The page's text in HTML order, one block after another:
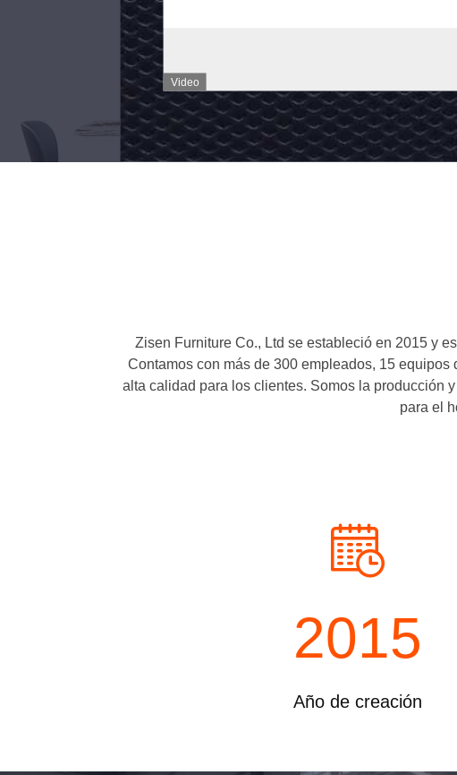
de
juego
Muebles
modernos
Comedor
personas
Contacto
ahora
mármol
de
mesa
para
el
salón
Contacto
ahora
Zisen Furniture Co., Ltd se estableció en 2015 y
Contamos con más de 300 empleados, 15
alta calidad para los clientes. Somos la producción
para el
2015
Año de creación